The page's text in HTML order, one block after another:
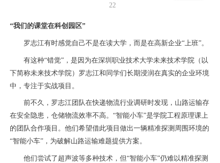
22
“我们的课堂在科创园区”
罗志江有时感觉自己不是在读大学，而是在高新企业“上班”。
有这种“错觉”，是因为在深圳职业技术大学未来技术学院（以
下简称未来技术学院）罗志江和同学们长期浸润在真实的企业环境
中，专注于实战项目。
前不久，罗志江团队在快递物流行业调研时发现，山路运输存
在安全隐患，仓储物流效率不高。“智能小车”是学院工程原理课上
的团队合作项目。他们希望借此项目做出一辆精准探测周围环境的
“智能小车”，为破解山路运输难题提供方案。
他们尝试了超声波等多种技术，但“智能小车”仍难以精准探测